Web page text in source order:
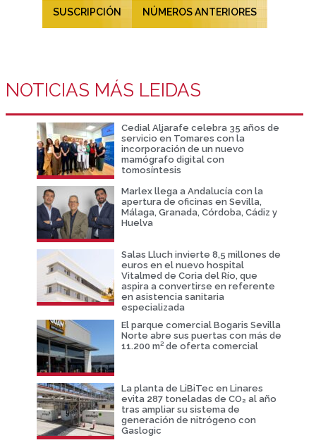
SUSCRIPCIÓN NÚMEROS ANTERIORES
NOTICIAS MÁS LEIDAS
Cedial Aljarafe celebra 35 años de
servicio en Tomares con la
incorporación de un nuevo
mamógrafo digital con
tomosíntesis
Marlex llega a Andalucía con la
apertura de oficinas en Sevilla,
Málaga, Granada, Córdoba, Cádiz y
Huelva
Salas Lluch invierte 8,5 millones de
euros en el nuevo hospital
Vitalmed de Coria del Río, que
aspira a convertirse en referente
en asistencia sanitaria
especializada
El parque comercial Bogaris Sevilla
Norte abre sus puertas con más de
11.200 m² de oferta comercial
La planta de LiBiTec en Linares
evita 287 toneladas de CO₂ al año
tras ampliar su sistema de
generación de nitrógeno con
Gaslogic